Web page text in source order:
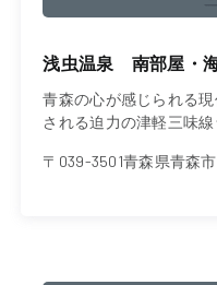
浅虫温泉 南部屋・
青森の心が感じられる
される迫力の津軽三味線
〒039-3501青森県青森